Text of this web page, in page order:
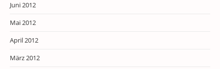
Juni 2012
Mai 2012
April 2012
März 2012